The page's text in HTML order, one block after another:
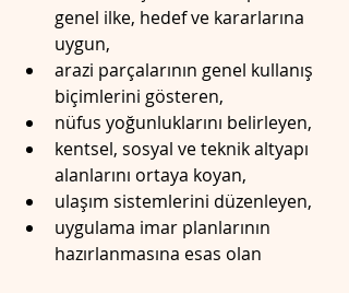
genel ilke, hedef ve kararlarına
uygun,
arazi parçalarının genel kullanış
biçimlerini gösteren,
nüfus yoğunluklarını belirleyen,
kentsel, sosyal ve teknik altyapı
alanlarını ortaya koyan,
ulaşım sistemlerini düzenleyen,
uygulama imar planlarının
hazırlanmasına esas olan